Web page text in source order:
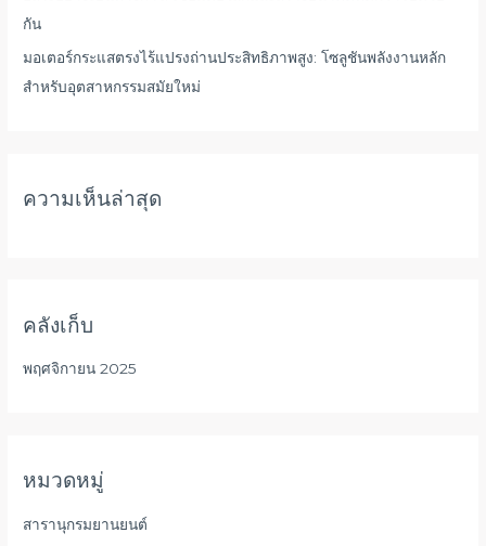
กัน
มอเตอร์กระแสตรงไร้แปรงถ่านประสิทธิภาพสูง: โซลูชันพลังงานหลัก
สำหรับอุตสาหกรรมสมัยใหม่
ความเห็นล่าสุด
คลังเก็บ
พฤศจิกายน 2025
หมวดหมู่
สารานุกรมยานยนต์